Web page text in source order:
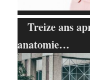
Treize ans
anatomie…